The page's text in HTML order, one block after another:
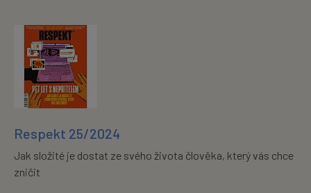
Respekt 25/2024
Jak složité je dostat ze svého života člověka, který vás chce
zničit